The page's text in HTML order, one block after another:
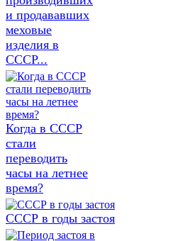
и продававших
меховые
изделия в
СССР...
Когда в СССР
стали
переводить
часы на летнее
время?
СССР в годы застоя